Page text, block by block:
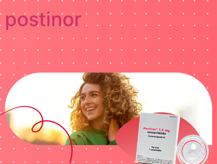
postinor